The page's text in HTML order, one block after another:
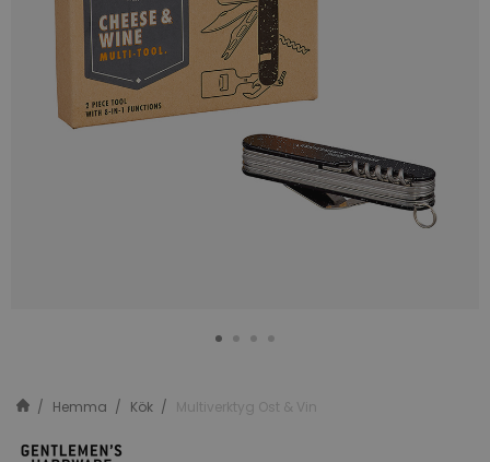
Hemma Kök Multiverktyg Ost & Vin